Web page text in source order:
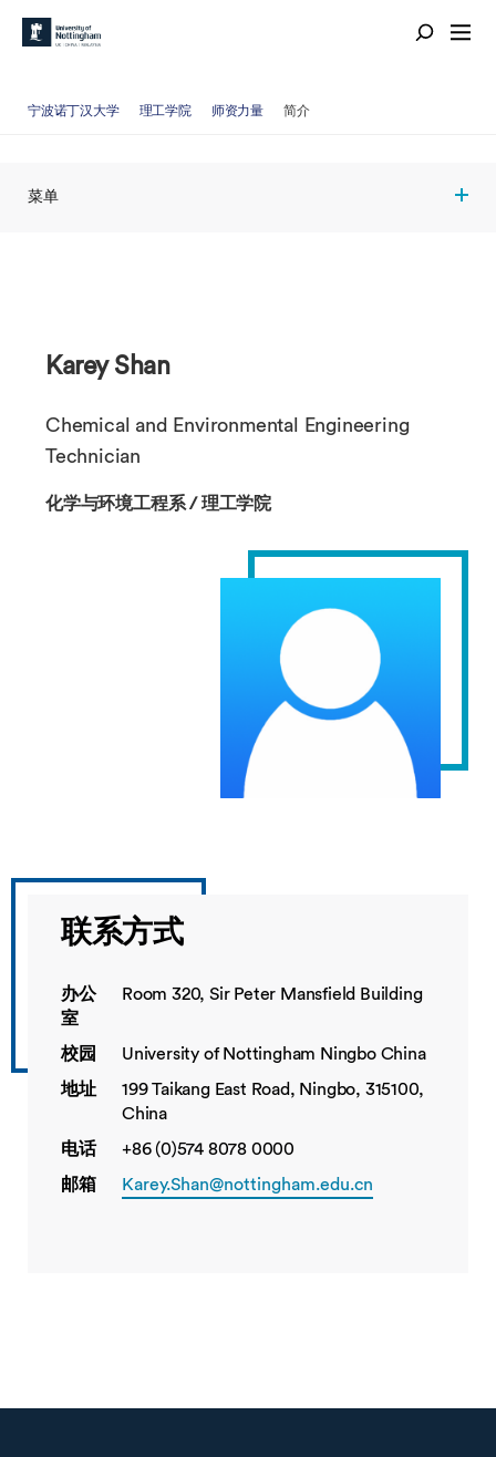
宁波诺丁汉大学 理工学院 师资力量 简介
菜单
Karey Shan
Chemical and Environmental Engineering
Technician
化学与环境工程系 / 理工学院
联系方式
办公
室
Room 320, Sir Peter Mansfield Building
校园
University of Nottingham Ningbo China
地址
199 Taikang East Road, Ningbo, 315100,
China
电话
+86 (0)574 8078 0000
邮箱
Karey.Shan@nottingham.edu.cn